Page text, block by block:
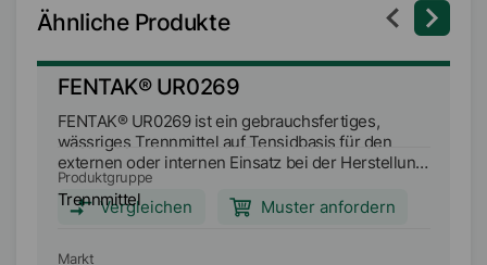
Ähnliche Produkte
FENTAK® UR0269
FENTAK® UR0269 ist ein gebrauchsfertiges,
wässriges Trennmittel auf Tensidbasis für den
externen oder internen Einsatz bei der Herstellung
von Holzwerkstoffen.
Vergleichen
Muster anfordern
Produktgruppe
Trennmittel
Markt